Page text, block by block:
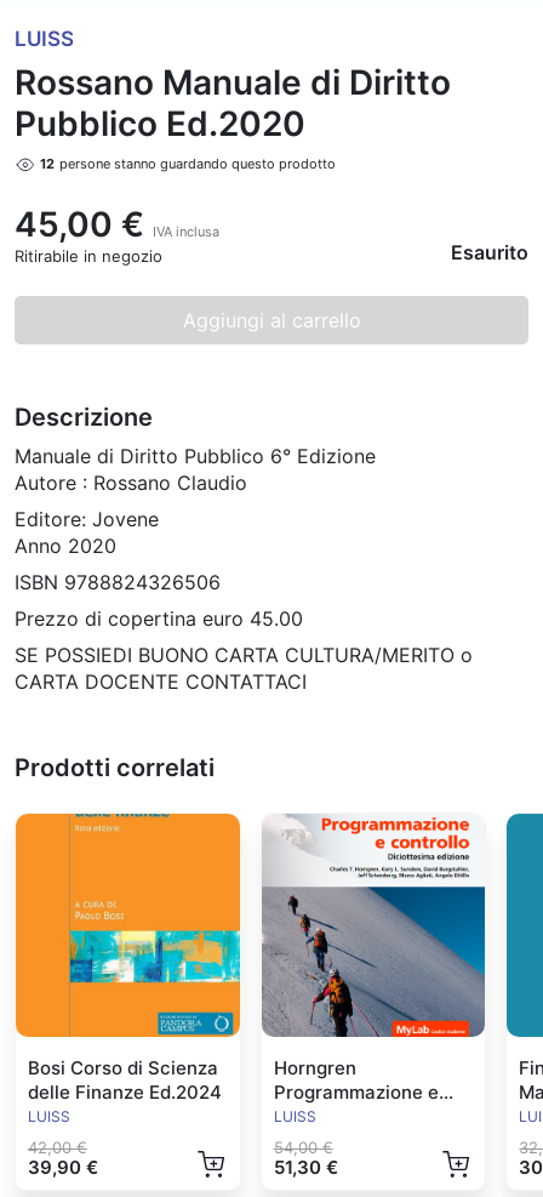
LUISS
Rossano Manuale di Diritto
Pubblico Ed.2020
12 persone stanno guardando questo prodotto
45,00 € IVA inclusa
Ritirabile in negozio Esaurito
Aggiungi al carrello
Descrizione
Manuale di Diritto Pubblico 6° Edizione
Autore : Rossano Claudio
Editore: Jovene
Anno 2020
ISBN 9788824326506
Prezzo di copertina euro 45.00
SE POSSIEDI BUONO CARTA CULTURA/MERITO o
CARTA DOCENTE CONTATTACI
Prodotti correlati
Bosi Corso di Scienza
delle Finanze Ed.2024
LUISS
42,00 €
39,90 €
Horngren
Programmazione e
Controllo Ed.2024
LUISS
54,00 €
51,30 €